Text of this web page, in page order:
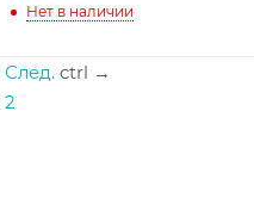
Нет в наличии
След. ctrl →
2